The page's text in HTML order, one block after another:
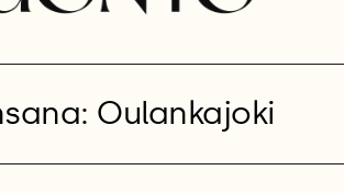
Oulankajoki